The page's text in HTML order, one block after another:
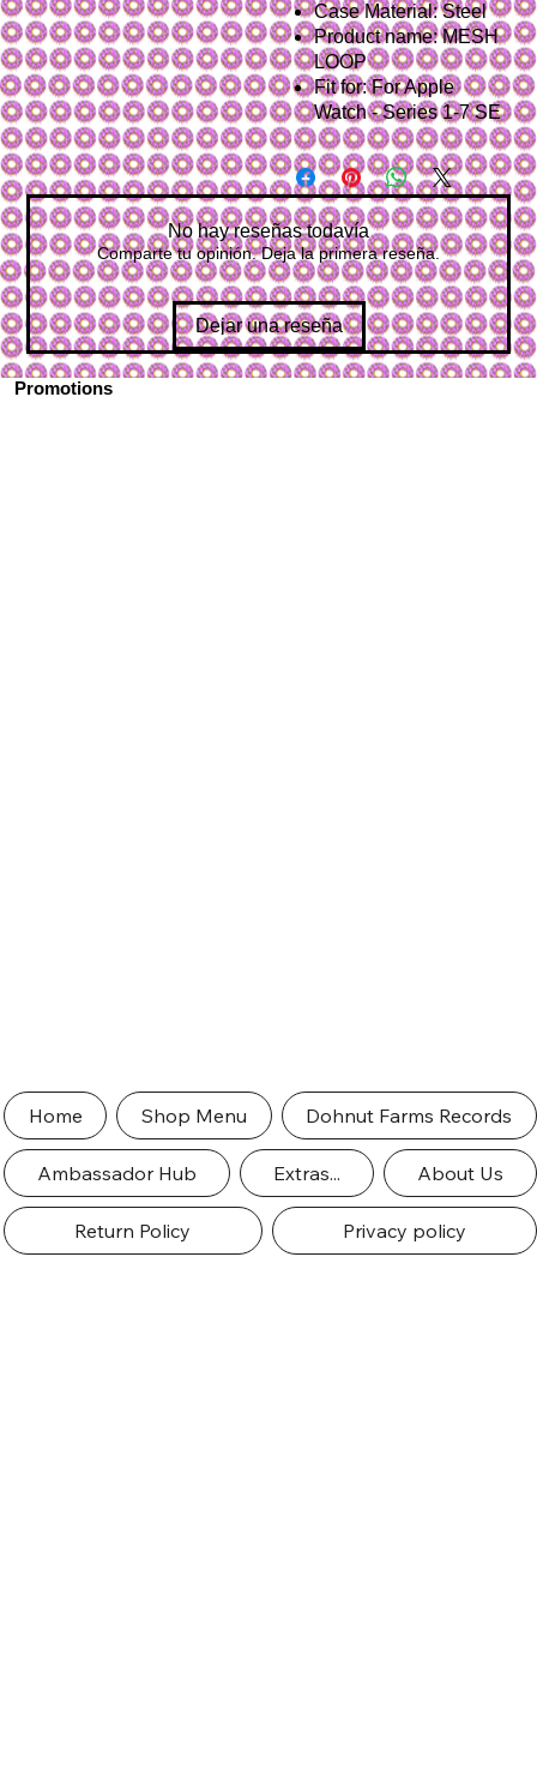
Case Material: Steel
Product name: MESH
LOOP
Fit for: For Apple
Watch - Series 1-7 SE
No hay reseñas todavía
Comparte tu opinión. Deja la primera reseña.
Dejar una reseña
Promotions
Home Shop Menu Dohnut Farms Records
Ambassador Hub Extras... About Us
Return Policy Privacy policy